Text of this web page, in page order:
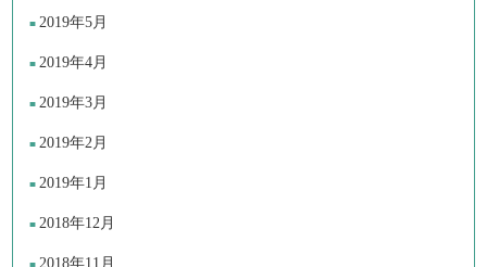
2019年5月
2019年4月
2019年3月
2019年2月
2019年1月
2018年12月
2018年11月